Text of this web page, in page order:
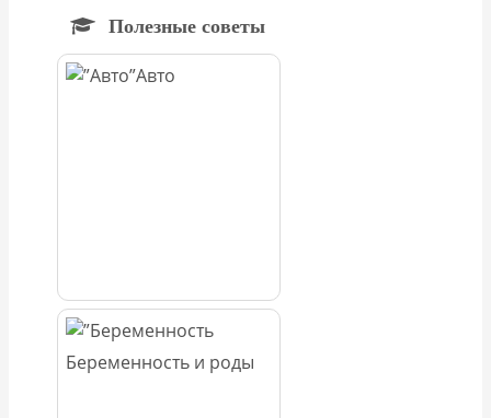
Полезные советы
Авто
Беременность и роды